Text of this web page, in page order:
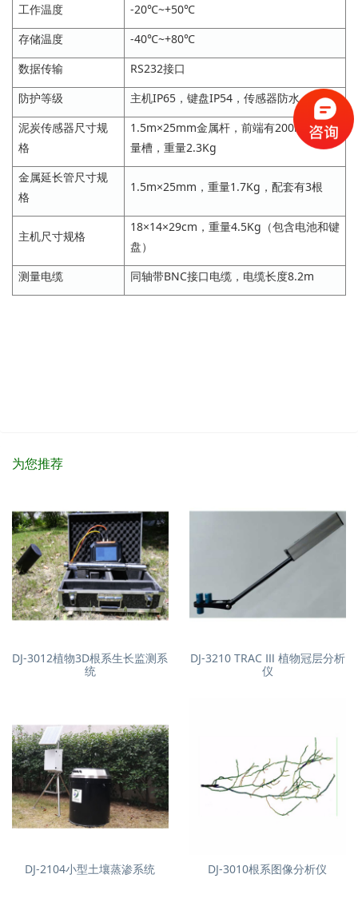
工作温度
-20℃~+50℃
存储温度
-40℃~+80℃
数据传输
RS232接口
防护等级
主机IP65，键盘IP54，传感器防水
泥炭传感器尺寸规
格
1.5m×25mm金属杆，前端有200mm的测
量槽，重量2.3Kg
金属延长管尺寸规
格
1.5m×25mm，重量1.7Kg，配套有3根
主机尺寸规格
18×14×29cm，重量4.5Kg（包含电池和键
盘）
测量电缆
同轴带BNC接口电缆，电缆长度8.2m
为您推荐
DJ-3012植物3D根系生长监测系
统
DJ-3210 TRAC Ⅲ 植物冠层分析
仪
DJ-2104小型土壤蒸渗系统 DJ-3010根系图像分析仪